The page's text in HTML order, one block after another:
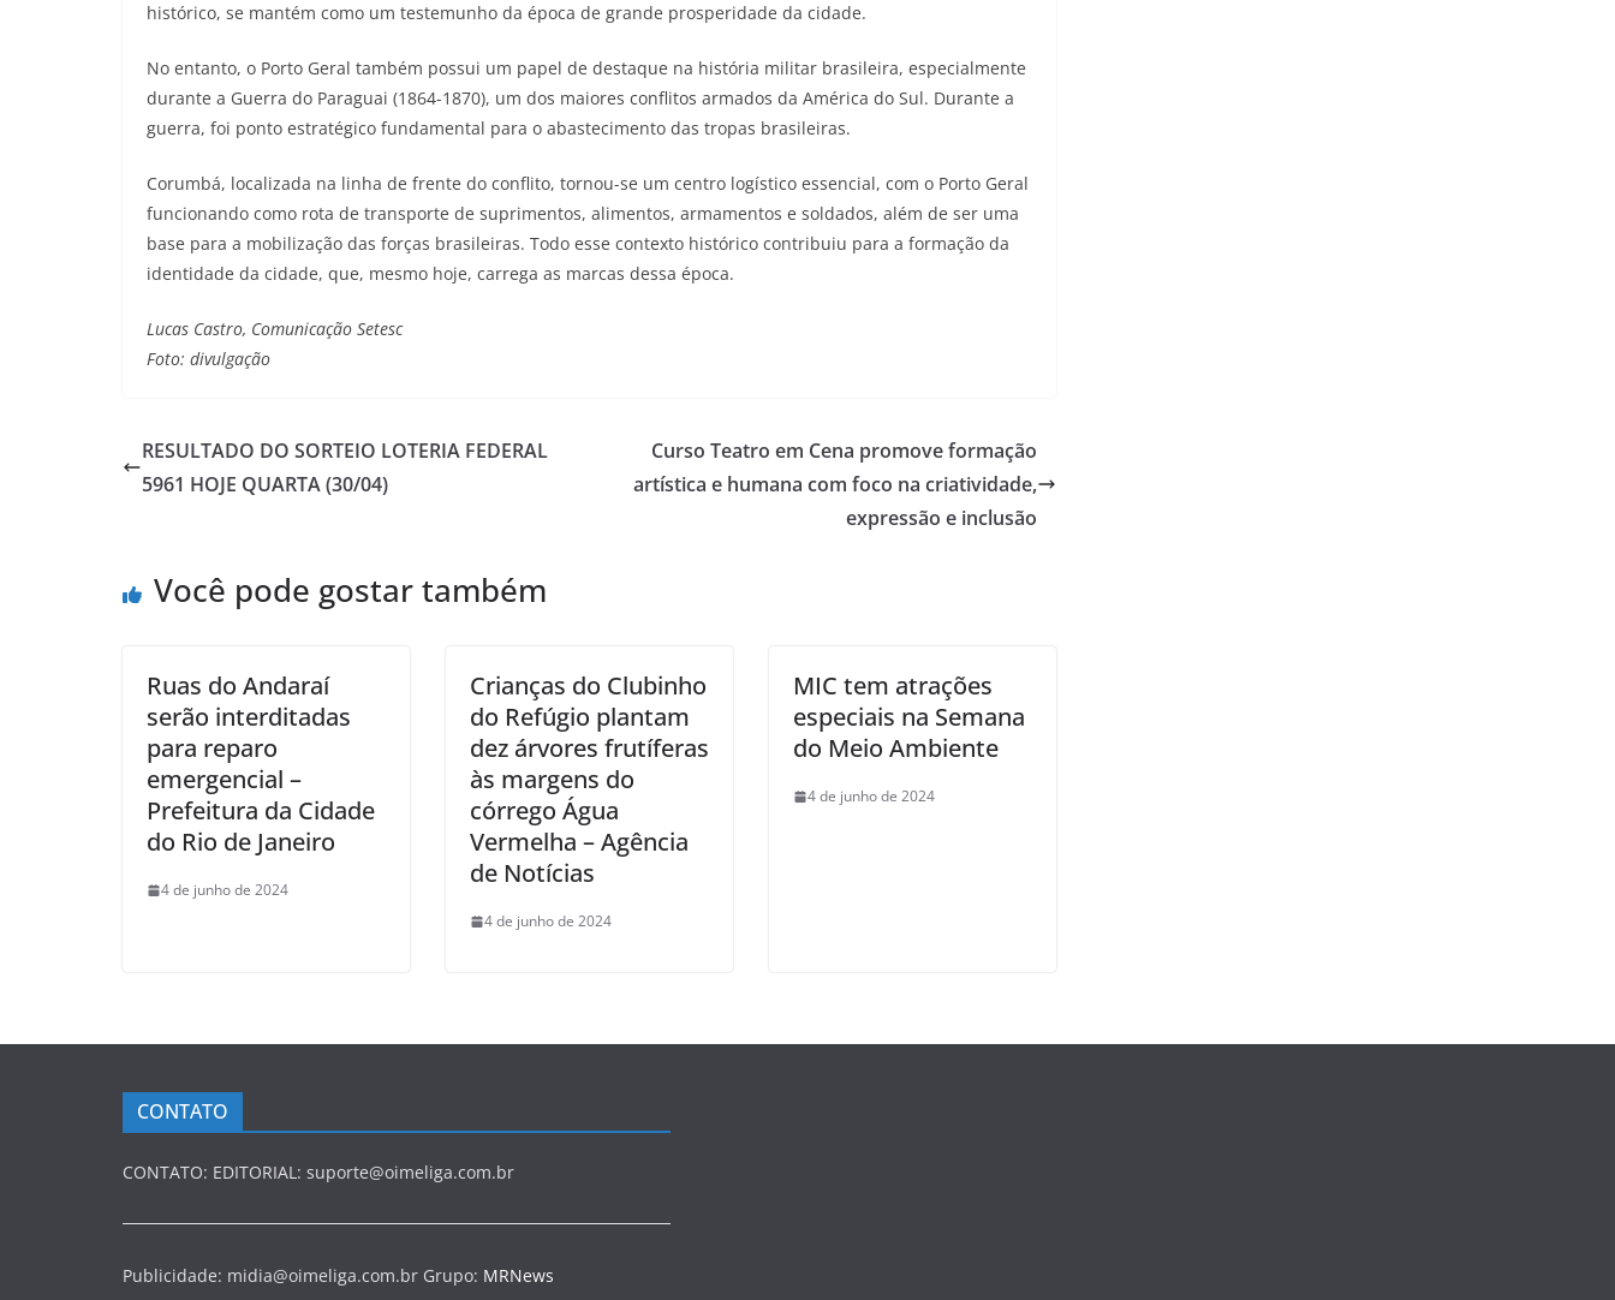
histórico, se mantém como um testemunho da época de grande prosperidade da cidade.
No entanto, o Porto Geral também possui um papel de destaque na história militar brasileira, especialmente
durante a Guerra do Paraguai (1864-1870), um dos maiores conflitos armados da América do Sul. Durante a
guerra, foi ponto estratégico fundamental para o abastecimento das tropas brasileiras.
Corumbá, localizada na linha de frente do conflito, tornou-se um centro logístico essencial, com o Porto Geral
funcionando como rota de transporte de suprimentos, alimentos, armamentos e soldados, além de ser uma
base para a mobilização das forças brasileiras. Todo esse contexto histórico contribuiu para a formação da
identidade da cidade, que, mesmo hoje, carrega as marcas dessa época.
Lucas Castro, Comunicação Setesc
Foto: divulgação
RESULTADO DO SORTEIO LOTERIA FEDERAL
5961 HOJE QUARTA (30/04)
Curso Teatro em Cena promove formação
artística e humana com foco na criatividade,
expressão e inclusão
Você pode gostar também
Ruas do Andaraí
serão interditadas
para reparo
emergencial –
Prefeitura da Cidade
do Rio de Janeiro
4 de junho de 2024
Crianças do Clubinho
do Refúgio plantam
dez árvores frutíferas
às margens do
córrego Água
Vermelha – Agência
de Notícias
4 de junho de 2024
MIC tem atrações
especiais na Semana
do Meio Ambiente
4 de junho de 2024
CONTATO
CONTATO: EDITORIAL: suporte@oimeliga.com.br
Publicidade: midia@oimeliga.com.br Grupo: MRNews